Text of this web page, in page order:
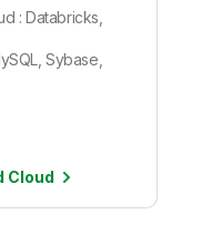
: Databricks,
Sybase,
Cloud